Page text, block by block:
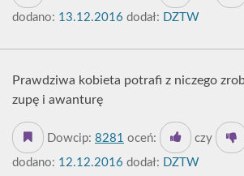
dodano: 13.12.2016 dodał: DZTW
Prawdziwa kobieta potrafi z niczego
zupę i awanturę
Dowcip: 8281 oceń: czy
dodano: 12.12.2016 dodał: DZTW